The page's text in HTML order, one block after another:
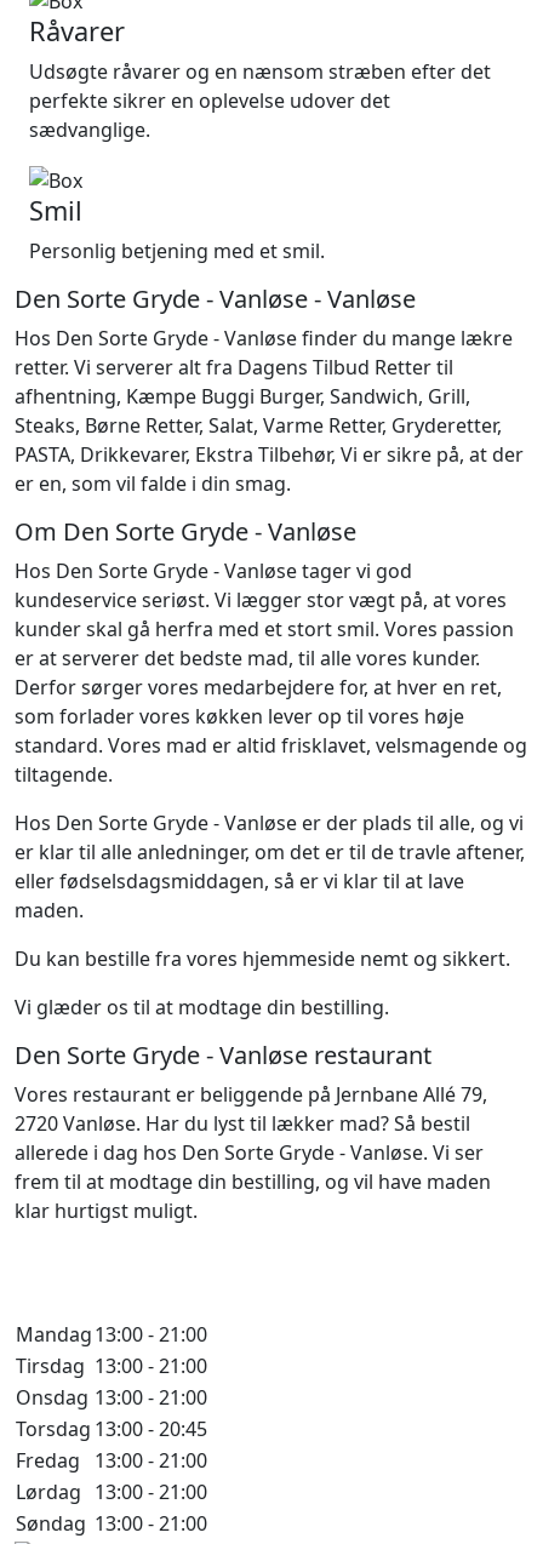
Råvarer
Udsøgte råvarer og en nænsom stræben efter det
perfekte sikrer en oplevelse udover det
sædvanglige.
Smil
Personlig betjening med et smil.
Den Sorte Gryde - Vanløse - Vanløse
Hos Den Sorte Gryde - Vanløse finder du mange lækre
retter. Vi serverer alt fra Dagens Tilbud Retter til
afhentning, Kæmpe Buggi Burger, Sandwich, Grill,
Steaks, Børne Retter, Salat, Varme Retter, Gryderetter,
PASTA, Drikkevarer, Ekstra Tilbehør, Vi er sikre på, at der
er en, som vil falde i din smag.
Om Den Sorte Gryde - Vanløse
Hos Den Sorte Gryde - Vanløse tager vi god
kundeservice seriøst. Vi lægger stor vægt på, at vores
kunder skal gå herfra med et stort smil. Vores passion
er at serverer det bedste mad, til alle vores kunder.
Derfor sørger vores medarbejdere for, at hver en ret,
som forlader vores køkken lever op til vores høje
standard. Vores mad er altid frisklavet, velsmagende og
tiltagende.
Hos Den Sorte Gryde - Vanløse er der plads til alle, og vi
er klar til alle anledninger, om det er til de travle aftener,
eller fødselsdagsmiddagen, så er vi klar til at lave
maden.
Du kan bestille fra vores hjemmeside nemt og sikkert.
Vi glæder os til at modtage din bestilling.
Den Sorte Gryde - Vanløse restaurant
Vores restaurant er beliggende på Jernbane Allé 79,
2720 Vanløse. Har du lyst til lækker mad? Så bestil
allerede i dag hos Den Sorte Gryde - Vanløse. Vi ser
frem til at modtage din bestilling, og vil have maden
klar hurtigst muligt.
Mandag13:00 - 21:00
Tirsdag 13:00 - 21:00
Onsdag 13:00 - 21:00
Torsdag 13:00 - 20:45
Fredag
13:00 - 21:00
Lørdag 13:00 - 21:00
Søndag 13:00 - 21:00